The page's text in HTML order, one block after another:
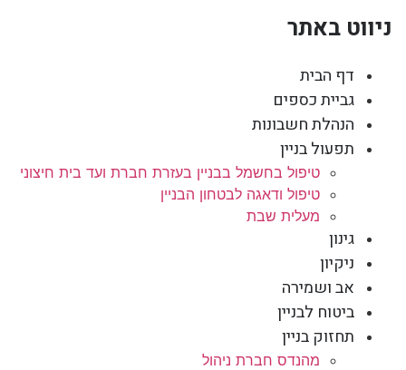
ניווט באתר
דף הבית
גביית כספים
הנהלת חשבונות
תפעול בניין
טיפול בחשמל בבניין בעזרת חברת ועד בית חיצוני
טיפול ודאגה לבטחון הבניין
מעלית שבת
גינון
ניקיון
אב ושמירה
ביטוח לבניין
תחזוק בניין
מהנדס חברת ניהול